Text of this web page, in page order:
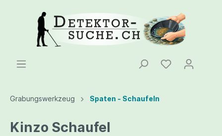
Grabungswerkzeug Spaten - Schaufeln
Kinzo Schaufel